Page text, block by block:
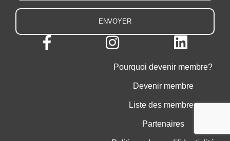
Pourquoi devenir membre?
Devenir membre
Liste des membres
Partenaires